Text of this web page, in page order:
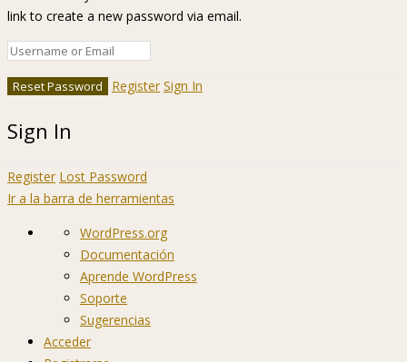
link to create a new password via email.
Register Sign In
Sign In
Register Lost Password
Ir a la barra de herramientas
Acerca
WordPress
WordPress.org
Documentación
Aprende WordPress
Soporte
Sugerencias
Acceder